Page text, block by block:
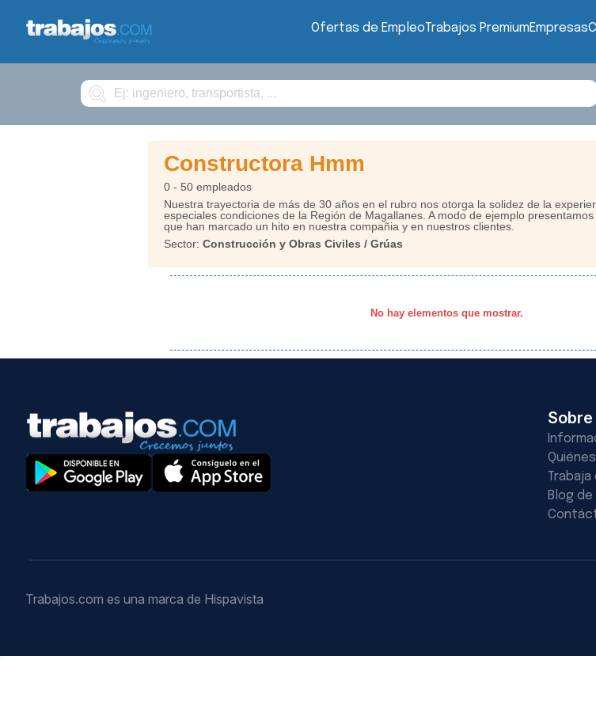
Ofertas de EmpleoTrabajos PremiumEmpresas
Buscar
Constructora Hmm
0 - 50 empleados
Nuestra trayectoria de más de 30 años en el rubro nos otorga la solidez de la
especiales condiciones de la Región de Magallanes. A modo de ejemplo
que han marcado un hito en nuestra compañia y en nuestros clientes.
Sector: Construcción y Obras Civiles / Grúas
No hay elementos que mostrar.
Blog
Trabajos.com es una marca de Hispavista